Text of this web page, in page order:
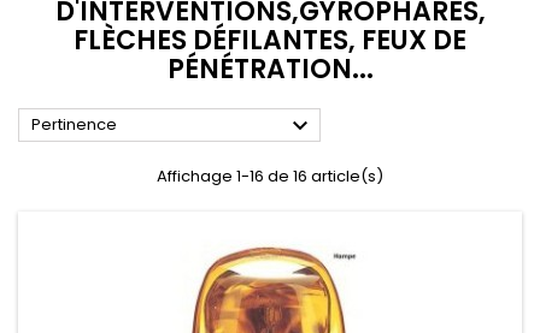
D'INTERVENTIONS,GYROPHARES,
FLÈCHES DÉFILANTES, FEUX DE
PÉNÉTRATION...
Pertinence 
Affichage 1-16 de 16 article(s)